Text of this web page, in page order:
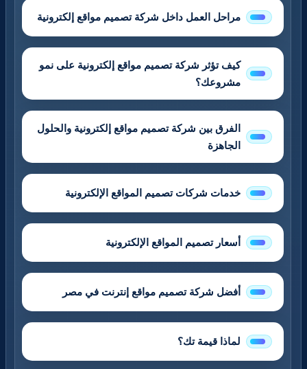
مراحل العمل داخل شركة تصميم مواقع إلكترونية
كيف تؤثر شركة تصميم مواقع إلكترونية على نمو
مشروعك؟
الفرق بين شركة تصميم مواقع إلكترونية والحلول
الجاهزة
خدمات شركات تصميم المواقع الإلكترونية
أسعار تصميم المواقع الإلكترونية
أفضل شركة تصميم مواقع إنترنت في مصر
لماذا قيمة تك؟